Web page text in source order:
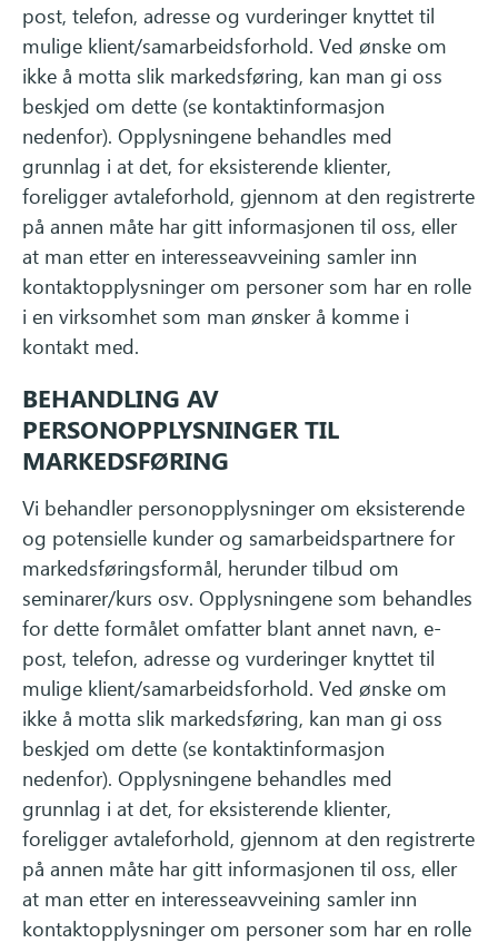
post, telefon, adresse og vurderinger knyttet til
mulige klient/samarbeidsforhold. Ved ønske om
ikke å motta slik markedsføring, kan man gi oss
beskjed om dette (se kontaktinformasjon
nedenfor). Opplysningene behandles med
grunnlag i at det, for eksisterende klienter,
foreligger avtaleforhold, gjennom at den registrerte
på annen måte har gitt informasjonen til oss, eller
at man etter en interesseavveining samler inn
kontaktopplysninger om personer som har en rolle
i en virksomhet som man ønsker å komme i
kontakt med.
BEHANDLING AV
PERSONOPPLYSNINGER TIL
MARKEDSFØRING
Vi behandler personopplysninger om eksisterende
og potensielle kunder og samarbeidspartnere for
markedsføringsformål, herunder tilbud om
seminarer/kurs osv. Opplysningene som behandles
for dette formålet omfatter blant annet navn, e-
post, telefon, adresse og vurderinger knyttet til
mulige klient/samarbeidsforhold. Ved ønske om
ikke å motta slik markedsføring, kan man gi oss
beskjed om dette (se kontaktinformasjon
nedenfor). Opplysningene behandles med
grunnlag i at det, for eksisterende klienter,
foreligger avtaleforhold, gjennom at den registrerte
på annen måte har gitt informasjonen til oss, eller
at man etter en interesseavveining samler inn
kontaktopplysninger om personer som har en rolle